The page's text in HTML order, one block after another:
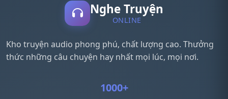
Nghe Truyện
ONLINE
Kho truyện audio phong phú, chất lượng cao. Thưởng
thức những câu chuyện hay nhất mọi lúc, mọi nơi.
1000+